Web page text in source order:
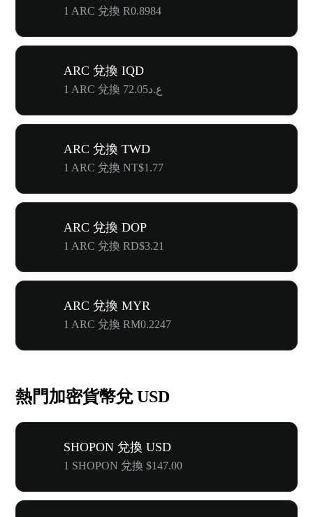
1 ARC 兌換 R0.8984
ARC 兌換 IQD
1 ARC 兌換 ع.د72.05
ARC 兌換 TWD
1 ARC 兌換 NT$1.77
ARC 兌換 DOP
1 ARC 兌換 RD$3.21
ARC 兌換 MYR
1 ARC 兌換 RM0.2247
熱門加密貨幣兌 USD
SHOPON 兌換 USD
1 SHOPON 兌換 $147.00